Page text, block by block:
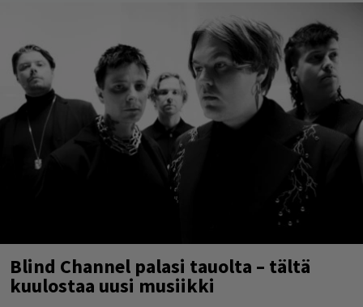
Blind Channel palasi tauolta – tältä
kuulostaa uusi musiikki